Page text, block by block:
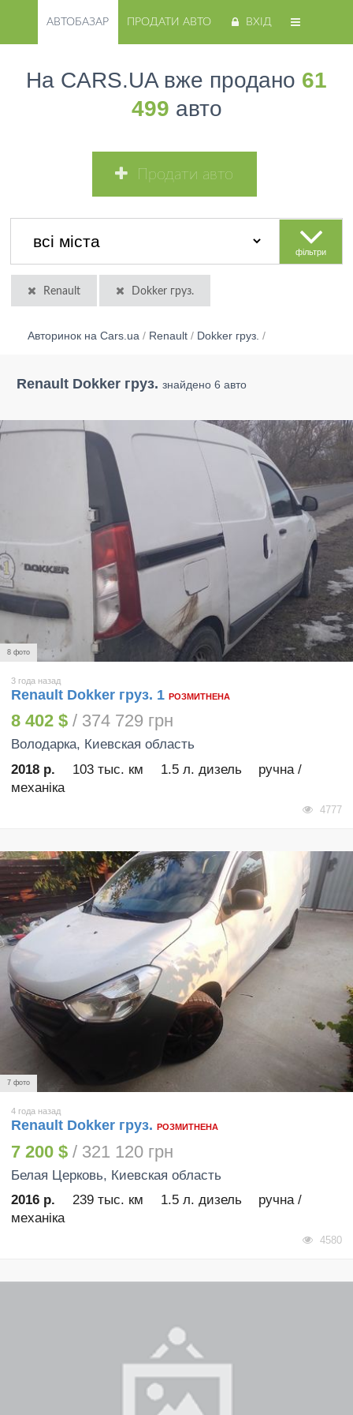
АВТОБАЗАР ПРОДАТИ АВТО ВХІД
На CARS.UA вже продано 61
499 авто
Продати авто
фільтри
Renault Dokker груз.
Авторинок на Cars.ua / Renault / Dokker груз. /
Renault Dokker груз. знайдено 6 авто
8 фото
3 года назад
Renault Dokker груз. 1 РОЗМИТНЕНА
8 402 $ / 374 729 грн
Володарка, Киевская область
2018 р.
103 тыс. км 1.5 л. дизель
ручна /
механіка
4777
7 фото
4 года назад
Renault Dokker груз. РОЗМИТНЕНА
7 200 $ / 321 120 грн
Белая Церковь, Киевская область
2016 р.
239 тыс. км 1.5 л. дизель
ручна /
механіка
4580